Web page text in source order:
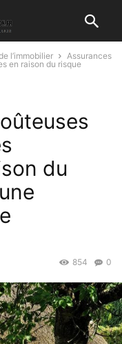
l’immobilier
Assurances
en raison du risque
du
0
854